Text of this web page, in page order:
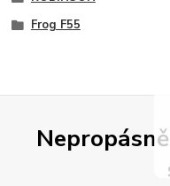
Frog F55